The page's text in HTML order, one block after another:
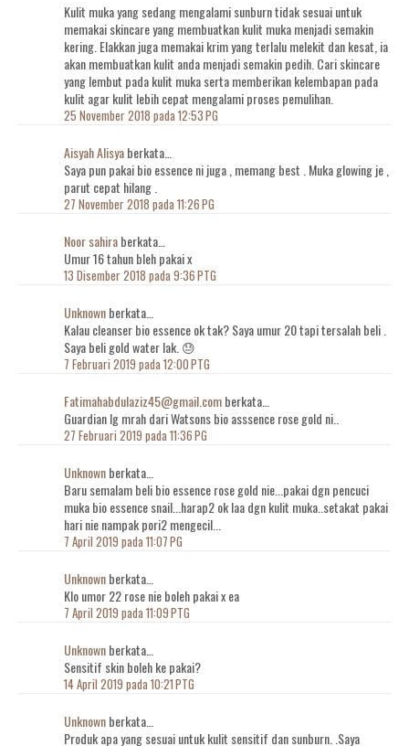
Kulit muka yang sedang mengalami sunburn tidak sesuai untuk
memakai skincare yang membuatkan kulit muka menjadi semakin
kering. Elakkan juga memakai krim yang terlalu melekit dan kesat, ia
akan membuatkan kulit anda menjadi semakin pedih. Cari skincare
yang lembut pada kulit muka serta memberikan kelembapan pada
kulit agar kulit lebih cepat mengalami proses pemulihan.
25 November 2018 pada 12:53 PG
Aisyah Alisyaberkata…
Saya pun pakai bio essence ni juga , memang best . Muka glowing je ,
parut cepat hilang .
27 November 2018 pada 11:26 PG
Noor sahiraberkata…
Umur 16 tahun bleh pakai x
13 Disember 2018 pada 9:36 PTG
Unknownberkata…
Kalau cleanser bio essence ok tak? Saya umur 20 tapi tersalah beli .
Saya beli gold water lak. 😓
7 Februari 2019 pada 12:00 PTG
Fatimahabdulaziz45@gmail.comberkata…
Guardian lg mrah dari Watsons bio asssence rose gold ni..
27 Februari 2019 pada 11:36 PG
Unknownberkata…
Baru semalam beli bio essence rose gold nie...pakai dgn pencuci
muka bio essence snail...harap2 ok laa dgn kulit muka..setakat pakai
hari nie nampak pori2 mengecil...
7 April 2019 pada 11:07 PG
Unknownberkata…
Klo umor 22 rose nie boleh pakai x ea
7 April 2019 pada 11:09 PTG
Unknownberkata…
Sensitif skin boleh ke pakai?
14 April 2019 pada 10:21 PTG
Unknownberkata…
Produk apa yang sesuai untuk kulit sensitif dan sunburn. .Saya